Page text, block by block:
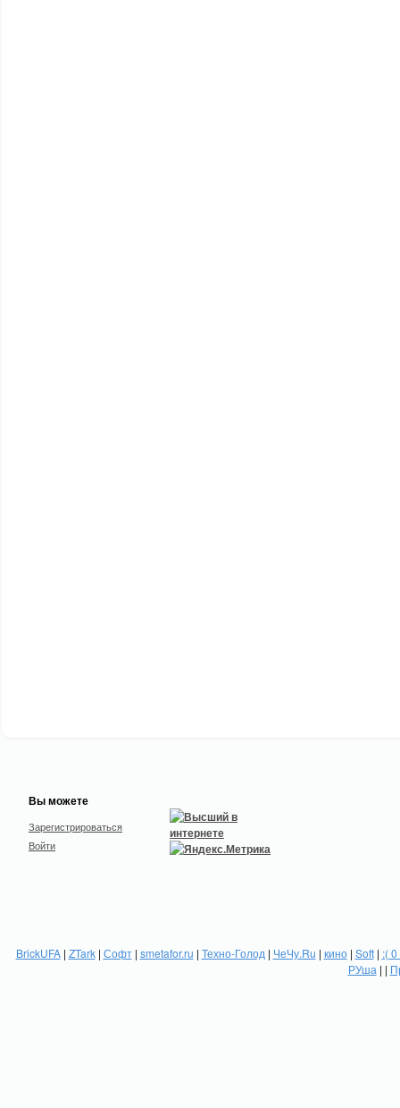
Вы можете
Зарегистрироваться
Войти
BrickUFA| ZTark| Софт| smetafor.ru | Техно-Голод | ЧеЧу.Ru | кино| Soft| :(
РУша | |